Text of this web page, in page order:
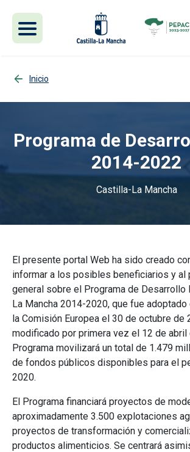
Inicio
Programa de
2014-2022
Castilla-La Mancha
El presente portal Web ha sido creado
informar a los posibles beneficiarios y al
general sobre el Programa de Desarrollo
La Mancha 2014-2020, que fue
la Comisión Europea el 30 de octubre de
modificado por primera vez el 12 de abril
Programa movilizará un total de 1.479
de fondos públicos disponibles para el
2020.
El Programa financiará proyectos de
aproximadamente 3.500 explotaciones
proyectos de transformación y
productos alimenticios. Se centrará